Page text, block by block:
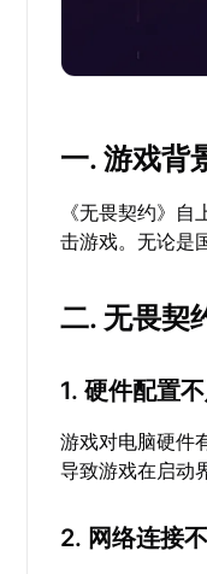
一. 游戏背
《无畏契约》
击游戏。无论是
二. 无畏契
1. 硬件配置
游戏对电脑硬件
导致游戏在启动
2. 网络连接